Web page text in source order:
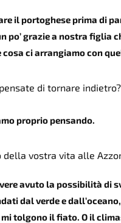
il portoghese prima di
po’ grazie a nostra
ci arrangiamo con
di tornare indietro?
proprio pensando.
della vostra vita alle
avuto la possibilità di
dal verde e
tolgono il fiato. O il